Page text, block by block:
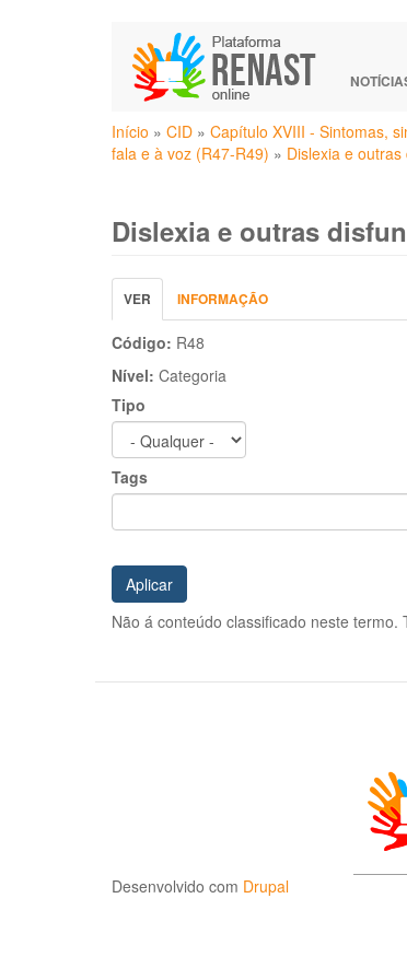
Você
está
Início » CID » Capítulo XVIII - Sintomas,
fala e à voz (R47-R49) » Dislexia e
Dislexia e outras
Abas
primárias
VER (ABA
ATIVA)
INFORMAÇÃO
Código: R48
Nível: Categoria
Tipo
Tags
Aplicar
Não á conteúdo classificado neste
Desenvolvido com Drupal